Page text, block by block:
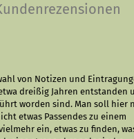
von Notizen und
dreißig Jahren entstanden
worden sind. Man soll hier
etwas Passendes zu einem
ein, etwas zu finden,